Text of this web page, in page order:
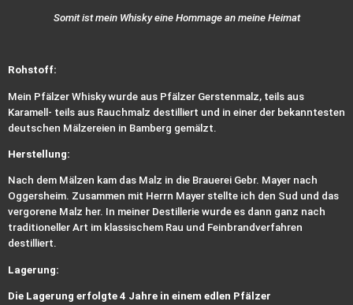
Somit ist mein Whisky eine Hommage an meine Heimat
Rohstoff:
Mein Pfälzer Whisky wurde aus Pfälzer Gerstenmalz, teils aus
Karamell- teils aus Rauchmalz destilliert und in einer der bekanntesten
deutschen Mälzereien in Bamberg gemälzt.
Herstellung:
Nach dem Mälzen kam das Malz in die Brauerei Gebr. Mayer nach
Oggersheim. Zusammen mit Herrn Mayer stellte ich den Sud und das
vergorene Malz her. In meiner Destillerie wurde es dann ganz nach
traditioneller Art im klassischem Rau und Feinbrandverfahren
destilliert.
Lagerung:
Die Lagerung erfolgte 4 Jahre in einem edlen Pfälzer